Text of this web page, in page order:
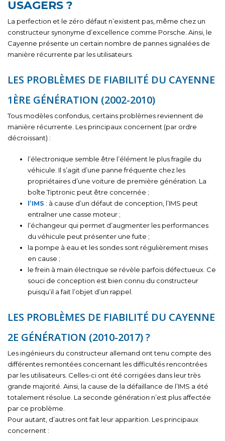
USAGERS ?
La perfection et le zéro défaut n’existent pas, même chez un
constructeur synonyme d’excellence comme Porsche. Ainsi, le
Cayenne présente un certain nombre de pannes signalées de
manière récurrente par les utilisateurs.
LES PROBLÈMES DE FIABILITÉ DU CAYENNE
1ÈRE GÉNÉRATION (2002-2010)
Tous modèles confondus, certains problèmes reviennent de
manière récurrente. Les principaux concernent (par ordre
décroissant) :
l’électronique semble être l’élément le plus fragile du
véhicule. Il s’agit d’une panne fréquente chez les
propriétaires d’une voiture de première génération. La
boîte Tiptronic peut être concernée ;
l’IMS : à cause d’un défaut de conception, l’IMS peut
entraîner une casse moteur ;
l’échangeur qui permet d’augmenter les performances
du véhicule peut présenter une fuite ;
la pompe à eau et les sondes sont régulièrement mises
en cause ;
le frein à main électrique se révèle parfois défectueux. Ce
souci de conception est bien connu du constructeur
puisqu’il a fait l’objet d’un rappel.
LES PROBLÈMES DE FIABILITÉ DU CAYENNE
2E GÉNÉRATION (2010-2017) ?
Les ingénieurs du constructeur allemand ont tenu compte des
différentes remontées concernant les difficultés rencontrées
par les utilisateurs. Celles-ci ont été corrigées dans leur très
grande majorité. Ainsi, la cause de la défaillance de l’IMS a été
totalement résolue. La seconde génération n’est plus affectée
par ce problème.
Pour autant, d’autres ont fait leur apparition. Les principaux
concernent :